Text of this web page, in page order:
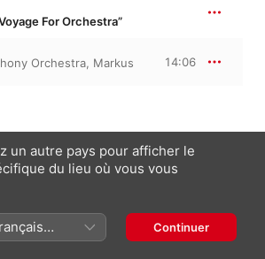
For Orchestra”
Orchestra, Markus
14:06
Corporation
un autre pays pour afficher le
du lieu où vous vous
Continuer